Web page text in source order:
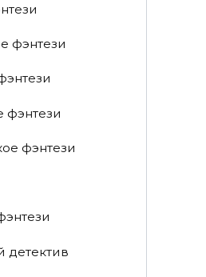
фэнтези
фэнтези
фэнтези
детектив